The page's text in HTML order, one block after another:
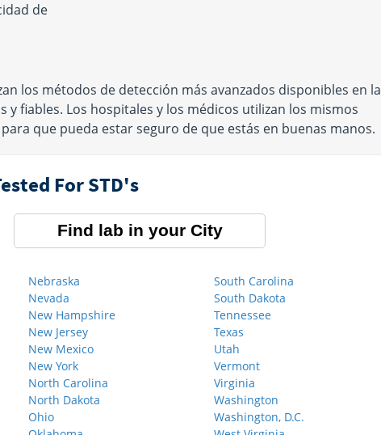
de
los métodos de detección más avanzados disponibles en la
fiables. Los hospitales y los médicos utilizan los mismos
que pueda estar seguro de que estás en buenas manos.
For STD's
Find lab in your City
Nebraska
Nevada
New Hampshire
New Jersey
New Mexico
New York
North Carolina
North Dakota
Ohio
South Carolina
South Dakota
Tennessee
Texas
Utah
Vermont
Virginia
Washington
Washington, D.C.